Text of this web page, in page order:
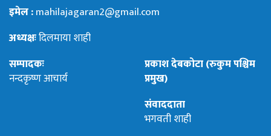
इमेल :mahilajagaran2@gmail.com
अध्यक्षःदिलमाया शाही
सम्पादकः
नन्दकृष्ण आचार्य
प्रकाश देबकोटा (रुकुम पश्चिम
प्रमुख)
संवाददाता
भगवती शाही